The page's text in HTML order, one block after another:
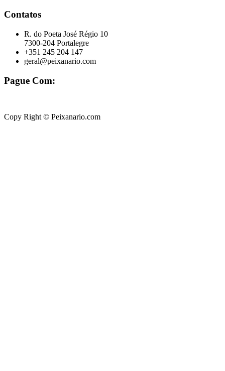
Contatos
R. do Poeta José Régio 10
7300-204 Portalegre
+351 245 204 147
geral@peixanario.com
Pague Com:
Copy Right © Peixanario.com